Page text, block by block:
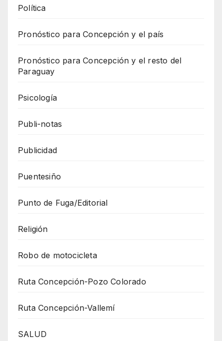
Política
Pronóstico para Concepción y el país
Pronóstico para Concepción y el resto del
Paraguay
Psicología
Publi-notas
Publicidad
Puentesiño
Punto de Fuga/Editorial
Religión
Robo de motocicleta
Ruta Concepción-Pozo Colorado
Ruta Concepción-Vallemí
SALUD